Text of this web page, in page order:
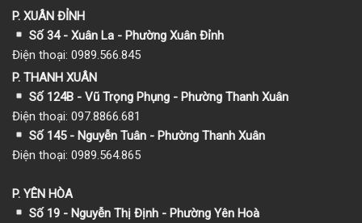
P. XUÂN ĐỈNH
Số 34 - Xuân La - Phường Xuân Đỉnh
Điện thoại: 0989.566.845
P. THANH XUÂN
Số 124B - Vũ Trọng Phụng - Phường Thanh Xuân
Điện thoại: 097.8866.681
Số 145 - Nguyễn Tuân - Phường Thanh Xuân
Điện thoại: 0989.564.865
P. YÊN HÒA
Số 19 - Nguyễn Thị Định - Phường Yên Hoà